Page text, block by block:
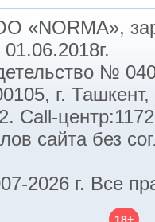
«NORMA»,
№
г.
Call-
сайта без
2026 г. Все